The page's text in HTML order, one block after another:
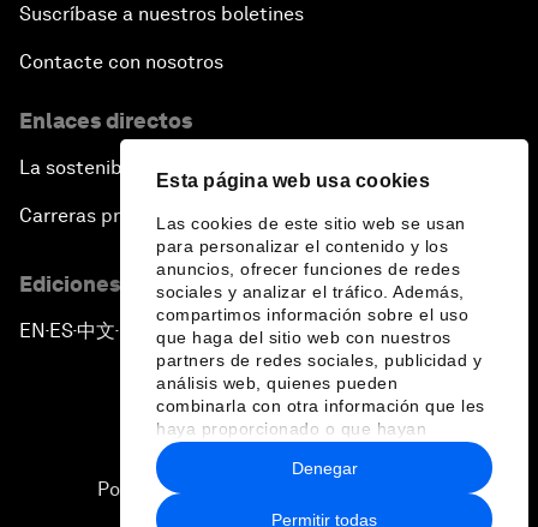
Esta página web usa cookies
Las cookies de este sitio web se usan
para personalizar el contenido y los
anuncios, ofrecer funciones de redes
sociales y analizar el tráfico. Además,
compartimos información sobre el uso
que haga del sitio web con nuestros
partners de redes sociales, publicidad y
análisis web, quienes pueden
combinarla con otra información que les
haya proporcionado o que hayan
recopilado a partir del uso que haya
hecho de sus servicios.
Permitir todas
Denegar
Suscríbase a nuestros boletines
Contacte con nosotros
Enlaces directos
La sostenibilidad en el Foro
Carreras profesionales
Ediciones en otros idiomas
EN ▪ES▪中文▪ 日本語
Política de privacidad y normas de uso